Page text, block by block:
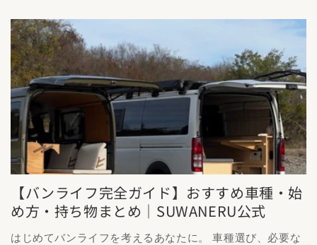
【バンライフ完全ガイド】おすすめ車種・始
め方・持ち物まとめ｜SUWANERU公式
はじめてバンライフを考えるあなたに。 車種選び、必要な